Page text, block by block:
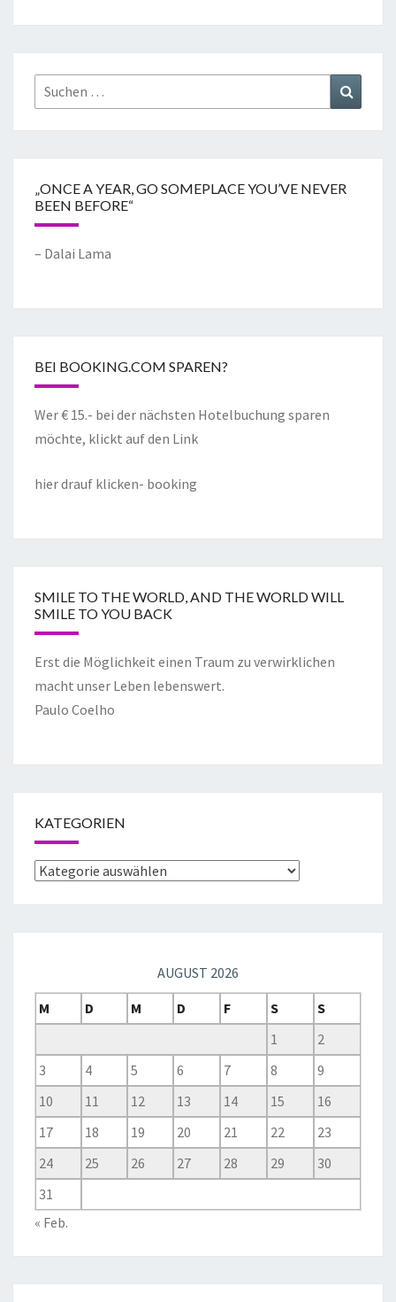
„ONCE A YEAR, GO SOMEPLACE YOU’VE NEVER
BEEN BEFORE“
– Dalai Lama
BEI BOOKING.COM SPAREN?
Wer € 15.- bei der nächsten Hotelbuchung sparen
möchte, klickt auf den Link
hier drauf klicken- booking
SMILE TO THE WORLD, AND THE WORLD WILL
SMILE TO YOU BACK
Erst die Möglichkeit einen Traum zu verwirklichen
macht unser Leben lebenswert.
Paulo Coelho
KATEGORIEN
AUGUST 2026
M
D M D F S
S
1
2
3
4 5 6 7 8
9
10
11 12 13 14 15
16
17
18 19 20 21 22
23
24
25 26 27 28 29
30
31
« Feb.